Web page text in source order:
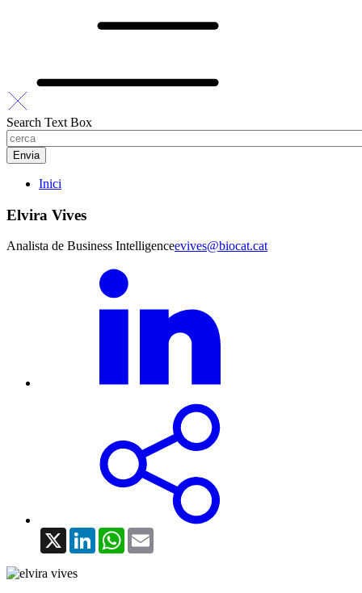
Search Text Box
Inici
Elvira Vives
Analista de Business Intelligenceevives@biocat.cat
X LinkedInWhatsApp